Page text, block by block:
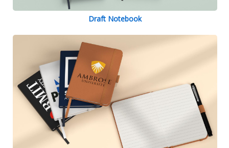
Draft Notebook